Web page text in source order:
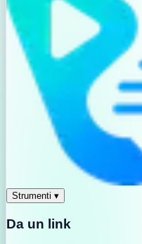
Strumenti ▾
Da un link